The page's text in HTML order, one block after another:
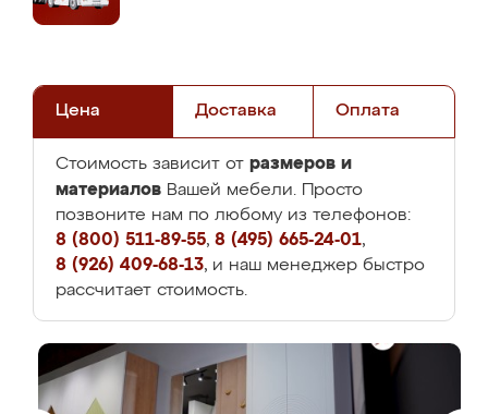
Цена Доставка Оплата
Стоимость зависит от размеров и
материалов Вашей мебели. Просто
позвоните нам по любому из телефонов:
8 (800) 511-89-55, 8 (495) 665-24-01,
8 (926) 409-68-13, и наш менеджер быстро
рассчитает стоимость.